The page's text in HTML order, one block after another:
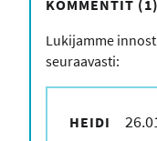
KOMMENTIT (1)
Lukijamme
seuraavasti:
HEIDI